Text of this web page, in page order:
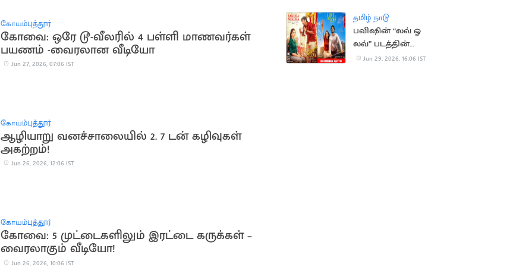
கோயம்புத்தூர்
கோவை: ஒரே டூ-வீலரில் 4 பள்ளி மாணவர்கள்
பயணம் -வைரலான வீடியோ
Jun 27, 2026, 07:06 IST
கோயம்புத்தூர்
ஆழியாறு வனச்சாலையில் 2. 7 டன் கழிவுகள்
அகற்றம்!
Jun 26, 2026, 12:06 IST
கோயம்புத்தூர்
கோவை: 5 முட்டைகளிலும் இரட்டை கருக்கள் –
வைரலாகும் வீடியோ!
Jun 26, 2026, 10:06 IST
தமிழ் நாடு
பவிஷின் “லவ் ஓ
லவ்” படத்தின்
செகண்ட் சிங்கிள்
Jun 29, 2026, 16:06 IST